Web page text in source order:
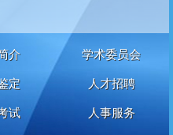
介 学术委员会
定 人才招聘
试 人事服务